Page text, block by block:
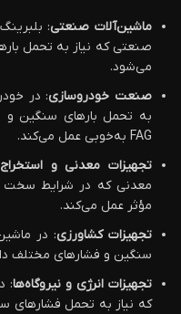
ماشین‌آلات صنعتی
صنعتی که نیاز به تحمل
می‌شود.
صنعت خودروسازی: در
FAG به‌خوبی عمل می‌کند.
تجهیزات معدنی و استخراج
معدنی که در شرایط سخت و
مؤثر عمل می‌کند.
تجهیزات کشاورزی: در
سنگین و فشارهای مختلف
تجهیزات انرژی و نیروگاه‌ها: